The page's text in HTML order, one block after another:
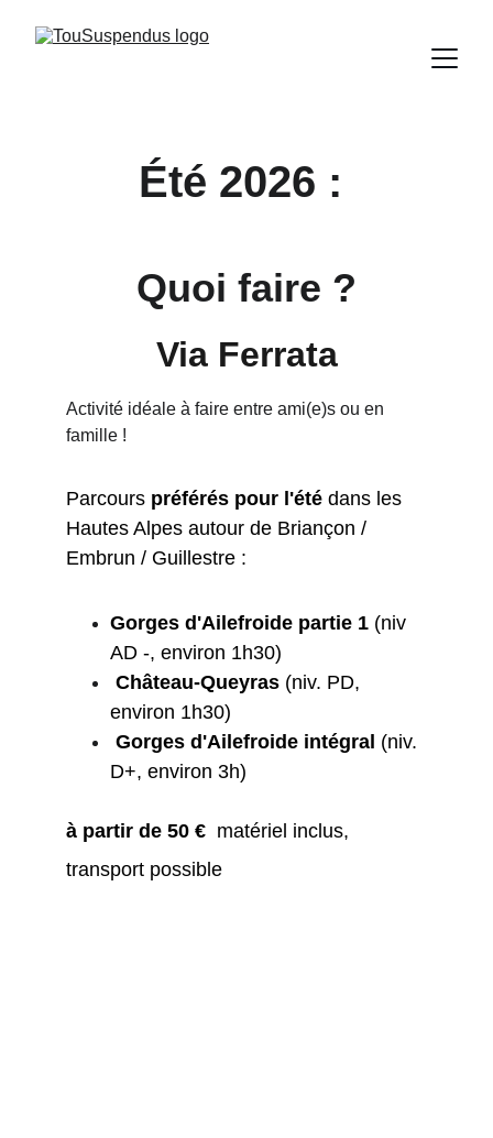
Été 2026 :
Quoi faire ?
Via Ferrata
Activité idéale à faire entre ami(e)s ou en
famille !
Parcours préférés pour l'été dans les
Hautes Alpes autour de Briançon /
Embrun / Guillestre :
Gorges d'Ailefroide partie 1 (niv
AD -, environ 1h30)
Château-Queyras (niv. PD,
environ 1h30)
Gorges d'Ailefroide intégral (niv.
D+, environ 3h)
à partir de 50 €
  matériel inclus,
transport possible